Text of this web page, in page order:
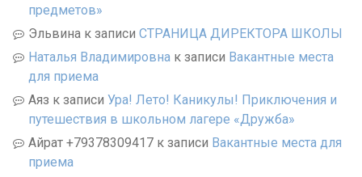
предметов»
Эльвина к записи СТРАНИЦА ДИРЕКТОРА ШКОЛЫ
Наталья Владимировна к записи Вакантные места
для приема
Аяз к записи Ура! Лето! Каникулы! Приключения и
путешествия в школьном лагере «Дружба»
Айрат +79378309417 к записи Вакантные места для
приема